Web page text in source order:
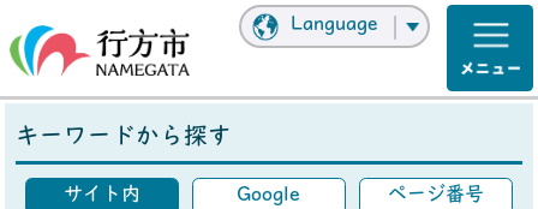
Language
キーワードから探す
サイト内 Google ページ番号